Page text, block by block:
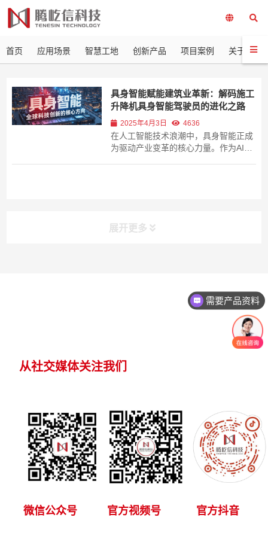
首页 应用场景 智慧工地 创新产品 项目案例 关于我们
具身智能赋能建筑业革新：解码施工
升降机具身智能驾驶员的进化之路
2025年4月3日 4636
在人工智能技术浪潮中，具身智能正成
为驱动产业变革的核心力量。作为AI与
展开更多
从社交媒体关注我们
微信公众号 官方视频号 官方抖音
需要产品资料